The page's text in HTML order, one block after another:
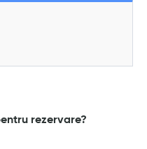
rezervare?